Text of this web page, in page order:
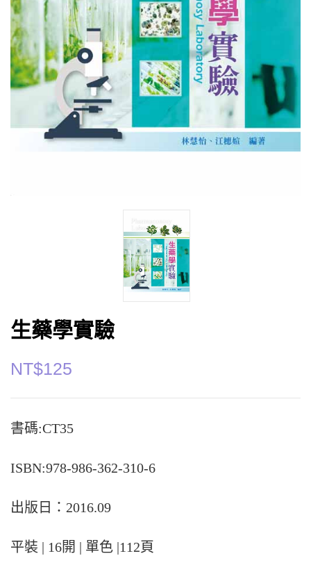
生藥學實驗
NT$125
書碼:CT35
ISBN:978-986-362-310-6
出版日：2016.09
平裝 | 16開 | 單色 |112頁